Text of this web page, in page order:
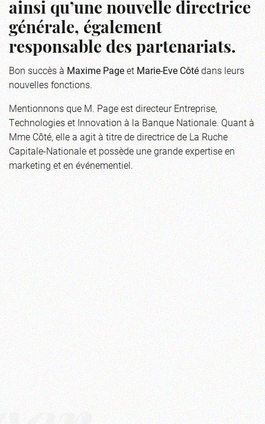
ainsi qu’une nouvelle directrice
générale, également
responsable des partenariats.
Bon succès àMaxime PageetMarie-Eve Côtédans leurs
nouvelles fonctions.
Mentionnons que M. Page est directeur Entreprise,
Technologies et Innovation à la Banque Nationale. Quant à
Mme Côté, elle a agit à titre de directrice de La Ruche
Capitale-Nationale et possède une grande expertise en
marketing et en événementiel.